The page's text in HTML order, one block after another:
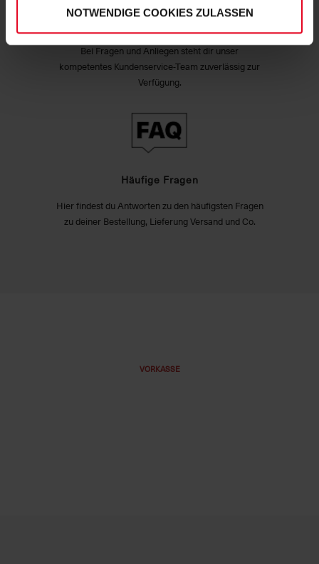
NOTWENDIGE COOKIES ZULASSEN
Bei Fragen und Anliegen steht dir unser
kompetentes Kundenservice-Team zuverlässig zur
Verfügung.
Häufige Fragen
Hier findest du Antworten zu den häufigsten Fragen
zu deiner Bestellung, Lieferung Versand und Co.
VORKASSE